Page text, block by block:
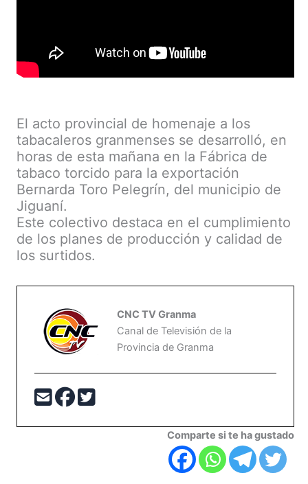
El acto provincial de homenaje a los
tabacaleros granmenses se desarrolló, en
horas de esta mañana en la Fábrica de
tabaco torcido para la exportación
Bernarda Toro Pelegrín, del municipio de
Jiguaní.
Este colectivo destaca en el cumplimiento
de los planes de producción y calidad de
los surtidos.
CNC TV Granma
Canal de Televisión de la
Provincia de Granma
Comparte si te ha gustado